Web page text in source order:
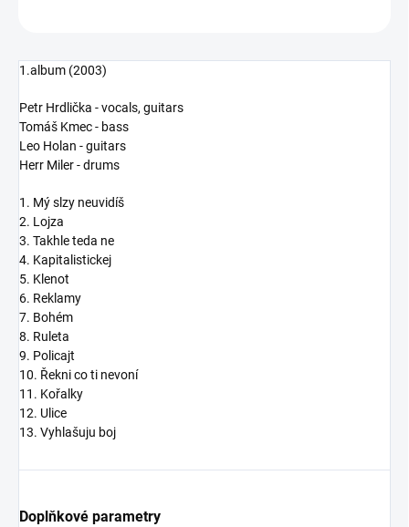
1.album (2003)
Petr Hrdlička - vocals, guitars
Tomáš Kmec - bass
Leo Holan - guitars
Herr Miler - drums
1. Mý slzy neuvidíš
2. Lojza
3. Takhle teda ne
4. Kapitalistickej
5. Klenot
6. Reklamy
7. Bohém
8. Ruleta
9. Policajt
10. Řekni co ti nevoní
11. Kořalky
12. Ulice
13. Vyhlašuju boj
Doplňkové parametry